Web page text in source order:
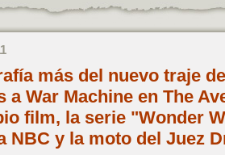
más del nuevo traje
a War Machine en The
film, la serie "Wonder
NBC y la moto del Juez